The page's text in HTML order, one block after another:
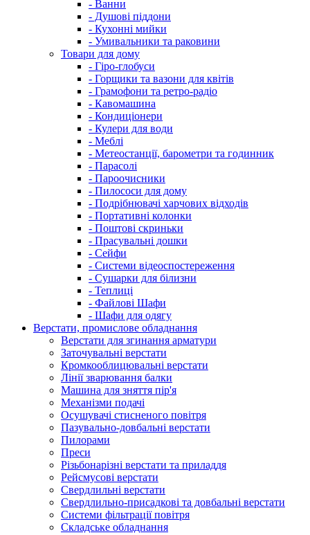
- Ванни
- Душові піддони
- Кухонні мийки
- Умивальники та раковини
Товари для дому
- Гіро-глобуси
- Горщики та вазони для квітів
- Грамофони та ретро-радіо
- Кавомашина
- Кондиціонери
- Кулери для води
- Меблі
- Метеостанції, барометри та годинник
- Парасолі
- Пароочисники
- Пилососи для дому
- Подрібнювачі харчових відходів
- Портативні колонки
- Поштові скриньки
- Прасувальні дошки
- Сейфи
- Системи відеоспостереження
- Сушарки для білизни
- Теплиці
- Файлові Шафи
- Шафи для одягу
Верстати, промислове обладнання
Верстати для згинання арматури
Заточувальні верстати
Кромкооблицювальні верстати
Лінії зварювання балки
Машина для зняття пір'я
Механізми подачі
Осушувачі стисненого повітря
Пазувально-довбальні верстати
Пилорами
Преси
Різьбонарізні верстати та приладдя
Рейсмусові верстати
Свердлильні верстати
Свердлильно-присадкові та довбальні верстати
Системи фільтрації повітря
Складське обладнання